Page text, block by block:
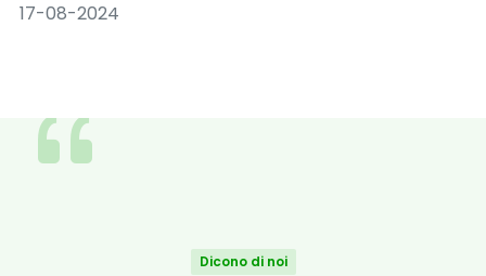
17-08-2024
Dicono di noi